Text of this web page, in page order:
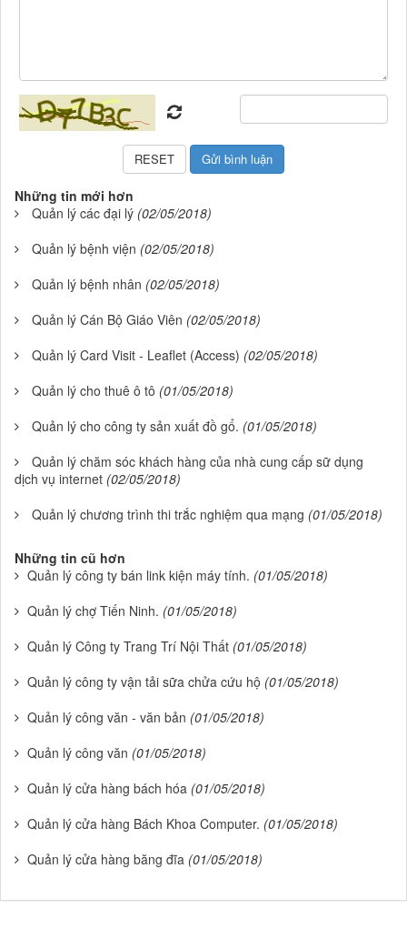
Những tin mới hơn
Quản lý các đại lý (02/05/2018)
Quản lý bệnh viện (02/05/2018)
Quản lý bệnh nhân (02/05/2018)
Quản lý Cán Bộ Giáo Viên (02/05/2018)
Quản lý Card Visit - Leaflet (Access) (02/05/2018)
Quản lý cho thuê ô tô (01/05/2018)
Quản lý cho công ty sản xuất đồ gổ. (01/05/2018)
Quản lý chăm sóc khách hàng của nhà cung cấp sữ dụng
dịch vụ internet (02/05/2018)
Quản lý chương trình thi trắc nghiệm qua mạng (01/05/2018)
Những tin cũ hơn
Quản lý công ty bán link kiện máy tính. (01/05/2018)
Quản lý chợ Tiến Ninh. (01/05/2018)
Quản lý Công ty Trang Trí Nội Thất (01/05/2018)
Quản lý công ty vận tải sữa chửa cứu hộ (01/05/2018)
Quản lý công văn - văn bản (01/05/2018)
Quản lý công văn (01/05/2018)
Quản lý cửa hàng bách hóa (01/05/2018)
Quản lý cửa hàng Bách Khoa Computer. (01/05/2018)
Quản lý cửa hàng băng đĩa (01/05/2018)